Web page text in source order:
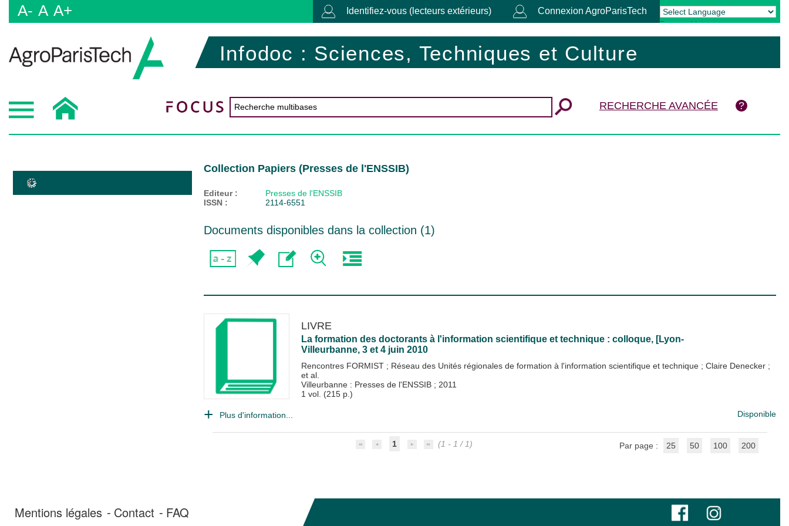
A- A A+ Identifiez-vous (lecteurs extérieurs) Connexion AgroParisTech
Powered by Translate
Infodoc : Sciences, Techniques et Culture
RECHERCHE AVANCÉE
Collection Papiers (Presses de l'ENSSIB)
Editeur :
Presses de l'ENSSIB
ISSN :
2114-6551
Documents disponibles dans la collection (1)
LIVRE
La formation des doctorants à l'information scientifique et technique : colloque, [Lyon-
Villeurbanne, 3 et 4 juin 2010
Rencontres FORMIST ; Réseau des Unités régionales de formation à l'information scientifique et technique ; Claire Denecker ;
et al.
Villeurbanne : Presses de l'ENSSIB ; 2011
1 vol. (215 p.)
Plus d'information... Disponible
1 (1 - 1 / 1) Par page : 25 50 100 200
Mentions légales Contact FAQ